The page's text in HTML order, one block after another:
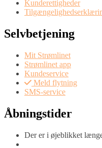
Kunderettigheder
Selvbetjening
Mit Strømlinet
Strømlinet app
Kundeservice
Meld flytning
SMS-service
Åbningstider
Der er i øjeblikket